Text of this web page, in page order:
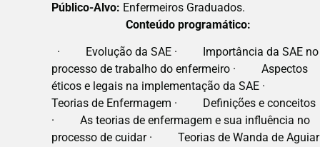
Público-Alvo: Enfermeiros Graduados.
Conteúdo programático:
· Evolução da SAE · Importância da SAE no
processo de trabalho do enfermeiro · Aspectos
éticos e legais na implementação da SAE ·
Teorias de Enfermagem · Definições e conceitos
· As teorias de enfermagem e sua influência no
processo de cuidar · Teorias de Wanda de Aguiar